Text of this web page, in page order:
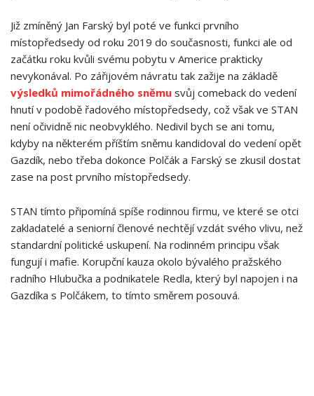
Již zmíněný Jan Farský byl poté ve funkci prvního
místopředsedy od roku 2019 do současnosti, funkci ale od
začátku roku kvůli svému pobytu v Americe prakticky
nevykonával. Po zářijovém návratu tak zažije na základě
výsledků mimořádného sněmu svůj comeback do vedení
hnutí v podobě řadového místopředsedy, což však ve STAN
není očividně nic neobvyklého. Nedivil bych se ani tomu,
kdyby na některém příštím sněmu kandidoval do vedení opět
Gazdík, nebo třeba dokonce Polčák a Farský se zkusil dostat
zase na post prvního místopředsedy.
STAN tímto připomíná spíše rodinnou firmu, ve které se otci
zakladatelé a seniorní členové nechtějí vzdát svého vlivu, než
standardní politické uskupení. Na rodinném principu však
fungují i mafie. Korupční kauza okolo bývalého pražského
radního Hlubučka a podnikatele Redla, který byl napojen i na
Gazdíka s Polčákem, to tímto směrem posouvá.